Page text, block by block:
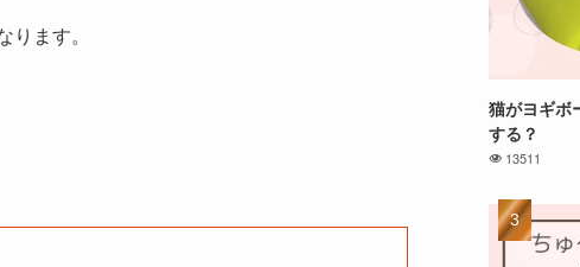
ます。
猫がヨギボ
する？
13511